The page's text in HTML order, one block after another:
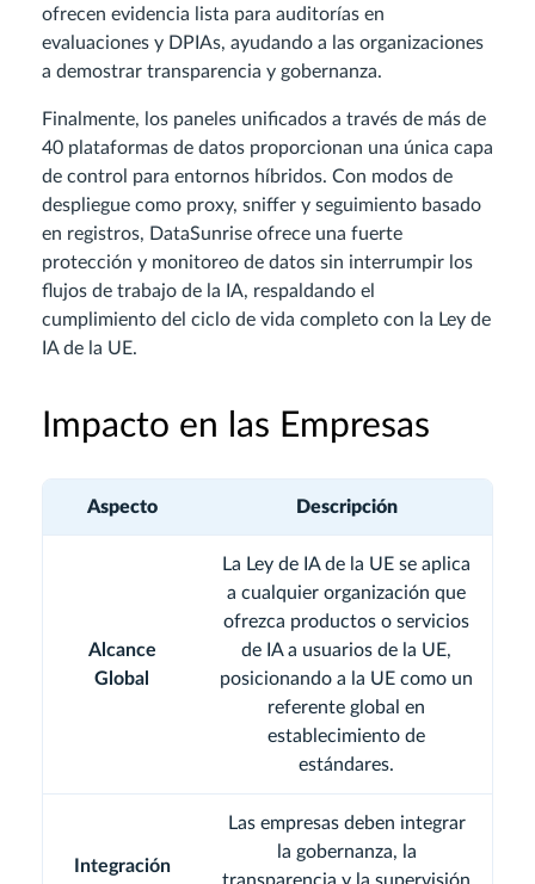
ofrecen evidencia lista para auditorías en
evaluaciones y DPIAs, ayudando a las organizaciones
a demostrar transparencia y gobernanza.
Finalmente, los paneles unificados a través de más de
40 plataformas de datos proporcionan una única capa
de control para entornos híbridos. Con modos de
despliegue como proxy, sniffer y seguimiento basado
en registros, DataSunrise ofrece una fuerte
protección y monitoreo de datos sin interrumpir los
flujos de trabajo de la IA, respaldando el
cumplimiento del ciclo de vida completo con la Ley de
IA de la UE.
Impacto en las Empresas
Aspecto Descripción
Alcance
Global
La Ley de IA de la UE se aplica
a cualquier organización que
ofrezca productos o servicios
de IA a usuarios de la UE,
posicionando a la UE como un
referente global en
establecimiento de
estándares.
Integración
Las empresas deben integrar
la gobernanza, la